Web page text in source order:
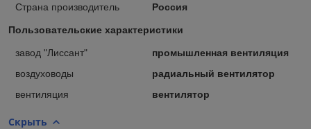
Страна производитель Россия
Пользовательские характеристики
завод "Лиссант"
промышленная вентиляция
воздуховоды
радиальный вентилятор
вентиляция
вентилятор
Скрыть